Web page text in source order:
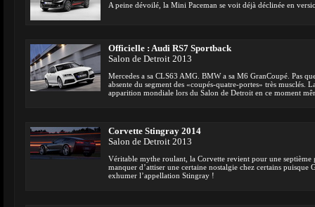
A peine dévoilé, la Mini Paceman se voit déjà déclinée en
Officielle : Audi RS7 Sportback
Salon de Detroit 2013
Mercedes a sa CLS63 AMG. BMW a sa M6 GranCoupé. Pas
absente du segment des «coupés-quatre-portes» très musclés.
apparition mondiale lors du Salon de Detroit en ce moment
Corvette Stingray 2014
Salon de Detroit 2013
Véritable mythe roulant, la Corvette revient pour une septième
manquer d’attiser une certaine nostalgie chez certains puisque
exhumer l’appellation Stingray !